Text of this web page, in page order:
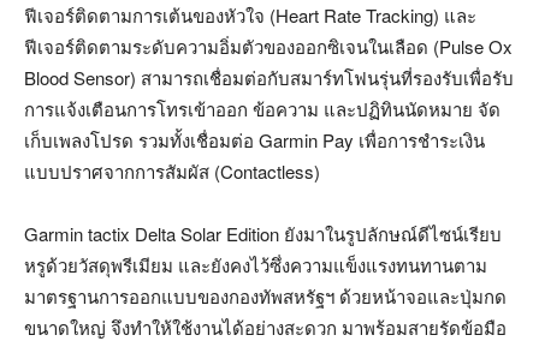
ฟีเจอร์ติดตามการเต้นของหัวใจ (Heart Rate Tracking) และ
ฟีเจอร์ติดตามระดับความอิ่มตัวของออกซิเจนในเลือด (Pulse Ox
Blood Sensor) สามารถเชื่อมต่อกับสมาร์ทโฟนรุ่นที่รองรับเพื่อรับ
การแจ้งเตือนการโทรเข้าออก ข้อความ และปฏิทินนัดหมาย จัด
เก็บเพลงโปรด รวมทั้งเชื่อมต่อ Garmin Pay เพื่อการชำระเงิน
แบบปราศจากการสัมผัส (Contactless)
Garmin tactix Delta Solar Edition ยังมาในรูปลักษณ์ดีไซน์เรียบ
หรูด้วยวัสดุพรีเมียม และยังคงไว้ซึ่งความแข็งแรงทนทานตาม
มาตรฐานการออกแบบของกองทัพสหรัฐฯ ด้วยหน้าจอและปุ่มกด
ขนาดใหญ่ จึงทำให้ใช้งานได้อย่างสะดวก มาพร้อมสายรัดข้อมือ